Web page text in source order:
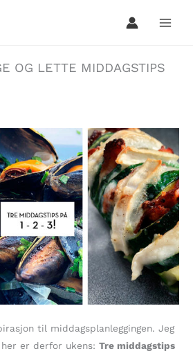
OG LETTE MIDDAGSTIPS
til middagsplanleggingen. Jeg
er derfor ukens: Tre middagstips